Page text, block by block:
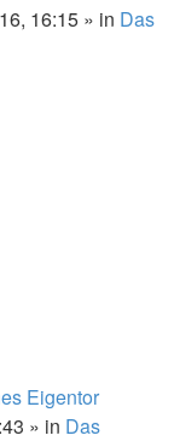
16:15 » in Das
Eigentor
» in Das